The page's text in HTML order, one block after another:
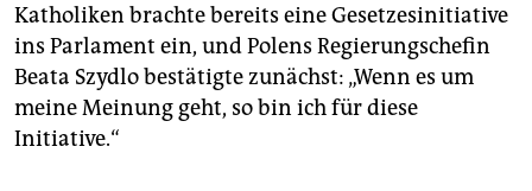
Katholiken brachte bereits eine Gesetzesinitiative
ins Parlament ein, und Polens Regierungschefin
Beata Szydlo bestätigte zunächst: „Wenn es um
meine Meinung geht, so bin ich für diese
Initiative.“